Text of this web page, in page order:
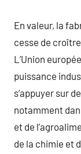
En valeur, la
cesse de
L’Union
puissance
s’appuyer sur
notamment
et de
de la chimie et